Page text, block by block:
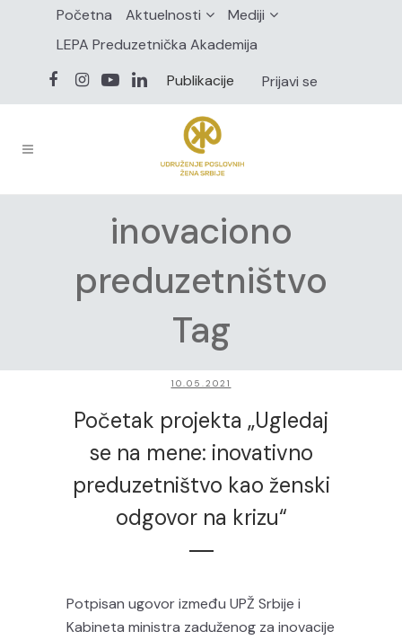
Početna Aktuelnosti
Mediji
LEPA Preduzetnička Akademija
Publikacije
Prijavi se
inovaciono
preduzetništvo
Tag
10.05.2021
Početak projekta „Ugledaj
se na mene: inovativno
preduzetništvo kao ženski
odgovor na krizu“
Potpisan ugovor između UPŽ Srbije i
Kabineta ministra zaduženog za inovacije